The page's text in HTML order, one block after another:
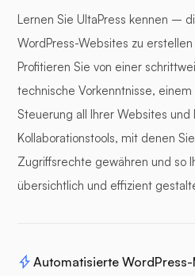
Lernen Sie UltaPress kennen –
WordPress-Websites zu
Profitieren Sie von einer
technische Vorkenntnisse,
Steuerung all Ihrer Websites und
Kollaborationstools, mit denen
Zugriffsrechte gewähren und so
übersichtlich und effizient
Automatisierte